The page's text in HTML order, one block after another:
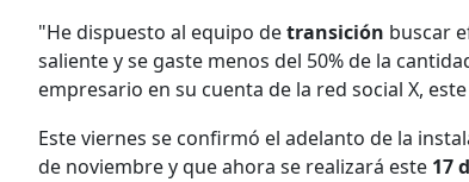
"He dispuesto al equipo detransición buscar
saliente y se gaste menos del 50% de la
empresario en su cuenta de la red social X,
Este viernes se confirmó el adelanto de la
de noviembre y que ahora se realizará este 17